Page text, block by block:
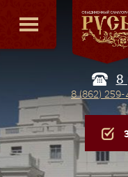
8
8 (862)